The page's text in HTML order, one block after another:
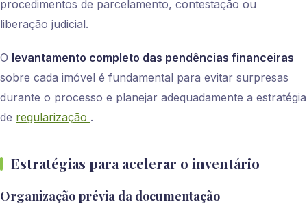
procedimentos de parcelamento, contestação ou
liberação judicial.
O levantamento completo das pendências financeiras
sobre cada imóvel é fundamental para evitar surpresas
durante o processo e planejar adequadamente a estratégia
de regularização .
Estratégias para acelerar o inventário
Organização prévia da documentação